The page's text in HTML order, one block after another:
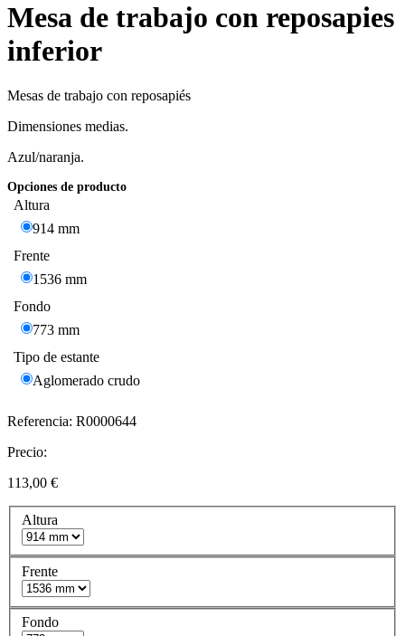
Mesa de trabajo con reposapies
inferior
Mesas de trabajo con reposapiés
Dimensiones medias.
Azul/naranja.
Opciones de producto
Altura
914 mm
Frente
1536 mm
Fondo
773 mm
Tipo de estante
Aglomerado crudo
Referencia: R0000644
Precio:
113,00 €
Altura
Frente
Fondo